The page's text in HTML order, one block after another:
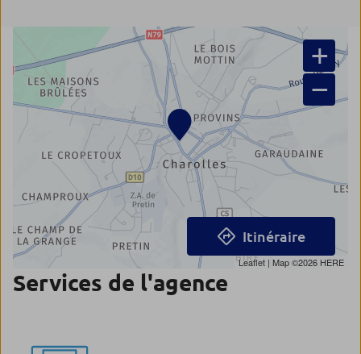
+
−
Leaflet | Map ©2026 HERE
Itinéraire
Services de l'agence